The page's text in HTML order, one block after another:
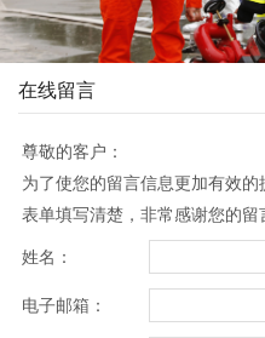
在线留言
尊敬的客户：
为了使您的留言信息更加有效
表单填写清楚，非常感谢您的留
姓名：
电子邮箱：